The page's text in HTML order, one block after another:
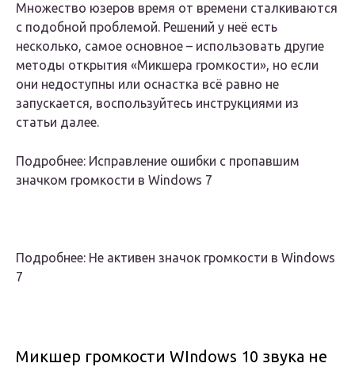
Множество юзеров время от времени сталкиваются
с подобной проблемой. Решений у неё есть
несколько, самое основное – использовать другие
методы открытия «Микшера громкости», но если
они недоступны или оснастка всё равно не
запускается, воспользуйтесь инструкциями из
статьи далее.
Подробнее: Исправление ошибки с пропавшим
значком громкости в Windows 7
Подробнее: Не активен значок громкости в Windows
7
Микшер громкости WIndows 10 звука не